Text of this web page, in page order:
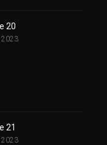
20
2023
21
2023